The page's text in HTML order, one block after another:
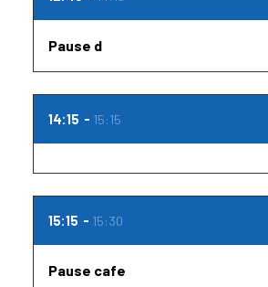
Pause d
14:15 15:15
15:15 15:30
Pause cafe